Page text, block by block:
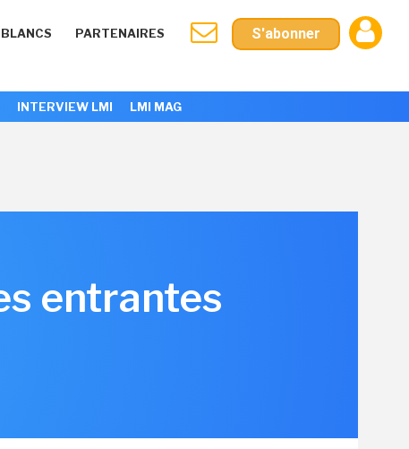
PARTENAIRES S'abonner
INTERVIEW LMI LMI MAG
entrantes